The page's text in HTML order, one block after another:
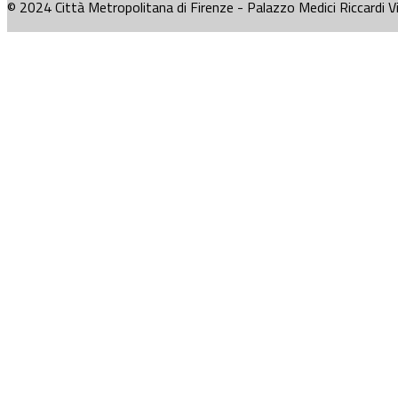
© 2024 Città Metropolitana di Firenze - Palazzo Medici Riccardi